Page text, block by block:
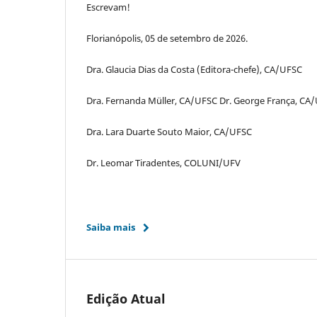
Escrevam!
Florianópolis, 05 de setembro de 2026.
Dra. Glaucia Dias da Costa (Editora-chefe), CA/UFSC
Dra. Fernanda Müller, CA/UFSC Dr. George França, CA/
Dra. Lara Duarte Souto Maior, CA/UFSC
Dr. Leomar Tiradentes, COLUNI/UFV
Saiba mais
Edição Atual